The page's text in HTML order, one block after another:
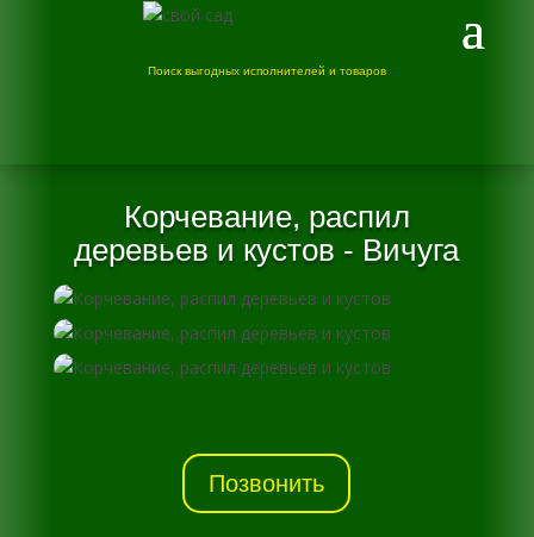
Поиск выгодных исполнителей и товаров
Корчевание, распил
деревьев и кустов - Вичуга
Позвонить